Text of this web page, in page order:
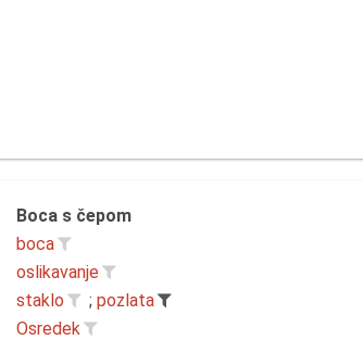
Boca s čepom
boca
oslikavanje
staklo ; pozlata
Osredek